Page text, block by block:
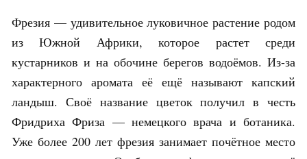
Фрезия — удивительное луковичное растение родом
из Южной Африки, которое растет среди
кустарников и на обочине берегов водоёмов. Из-за
характерного аромата её ещё называют капский
ландыш. Своё название цветок получил в честь
Фридриха Фриза — немецкого врача и ботаника.
Уже более 200 лет фрезия занимает почётное место